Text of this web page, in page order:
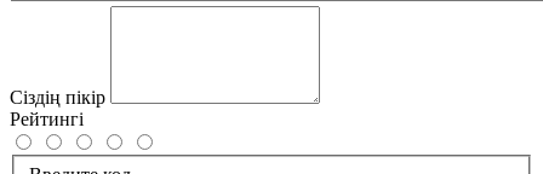
Сіздің пікір
Рейтингі